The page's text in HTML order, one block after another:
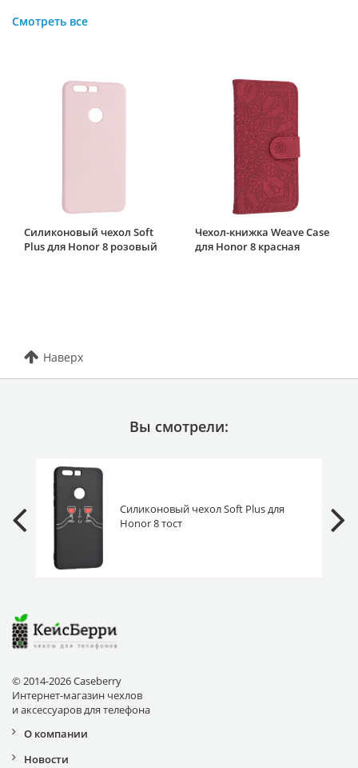
Смотреть все
Силиконовый чехол Soft
Plus для Honor 8 розовый
Чехол-книжка Weave Case
для Honor 8 красная
Наверх
Вы смотрели:
Силиконовый чехол Soft Plus для
Honor 8 тост
© 2014-2026 Caseberry
Интернет-магазин чехлов
и аксессуаров для телефона
О компании
Новости